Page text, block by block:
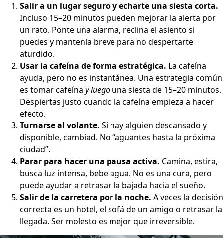
Salir a un lugar seguro y echarte una siesta corta.
Incluso 15–20 minutos pueden mejorar la alerta por
un rato. Ponte una alarma, reclina el asiento si
puedes y mantenla breve para no despertarte
aturdido.
Usar la cafeína de forma estratégica. La cafeína
ayuda, pero no es instantánea. Una estrategia común
es tomar cafeína y luego una siesta de 15–20 minutos.
Despiertas justo cuando la cafeína empieza a hacer
efecto.
Turnarse al volante. Si hay alguien descansado y
disponible, cambiad. No “aguantes hasta la próxima
ciudad”.
Parar para hacer una pausa activa. Camina, estira,
busca luz intensa, bebe agua. No es una cura, pero
puede ayudar a retrasar la bajada hacia el sueño.
Salir de la carretera por la noche. A veces la decisión
correcta es un hotel, el sofá de un amigo o retrasar la
llegada. Ser molesto es mejor que irreversible.